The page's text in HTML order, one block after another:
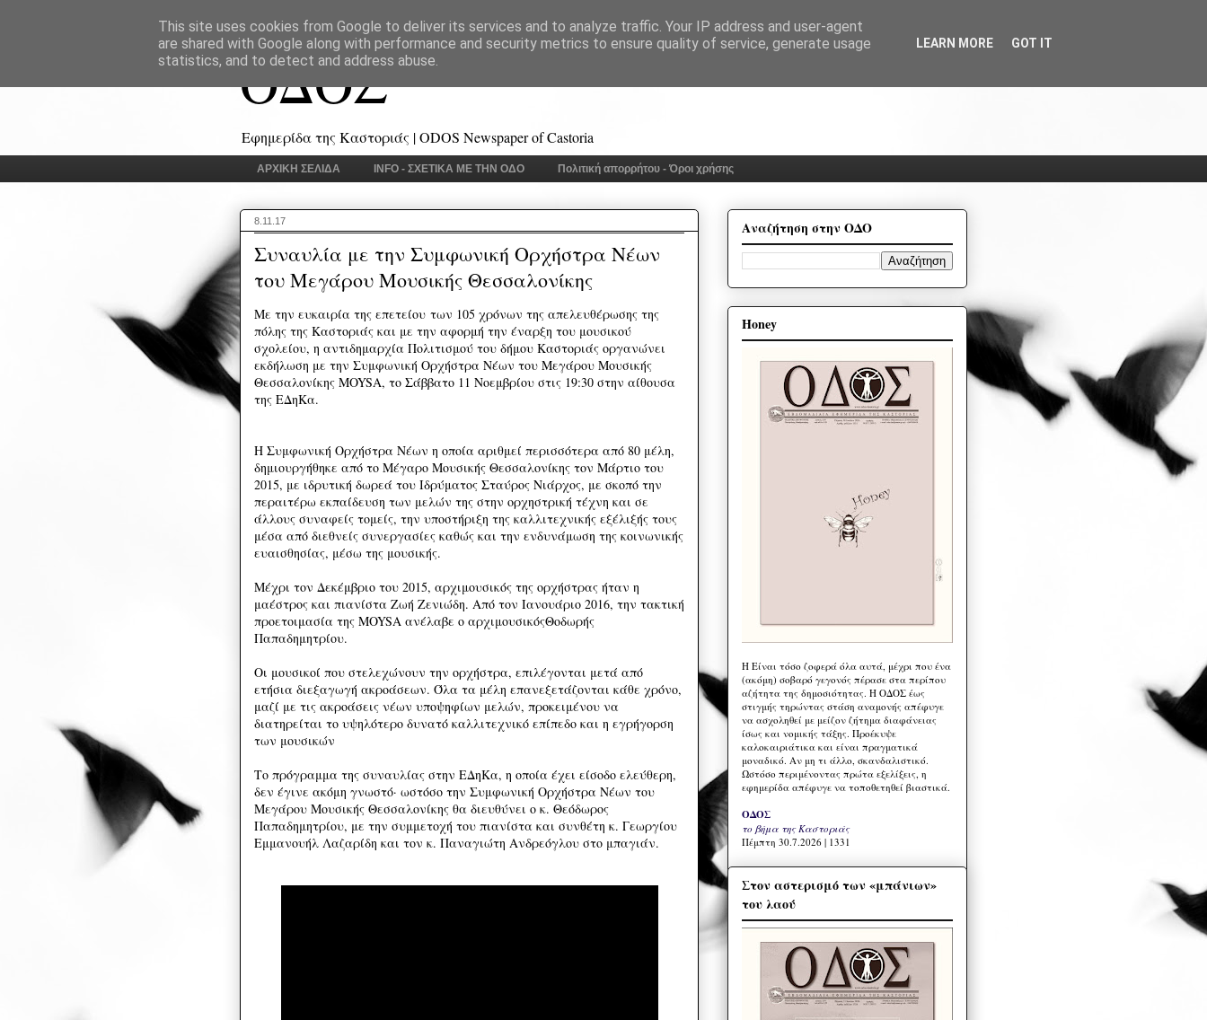
ΟΔΟΣ
Εφημερίδα της Καστοριάς | ODOS Newspaper of Castoria
ΑΡΧΙΚΗ ΣΕΛΙΔΑ INFO - ΣΧΕΤΙΚΑ ΜΕ ΤΗΝ ΟΔΟ Πολιτική απορρήτου - Όροι χρήσης
8.11.17
Συναυλία με την Συμφωνική Ορχήστρα Νέων
του Μεγάρου Μουσικής Θεσσαλονίκης
Με την ευκαιρία της επετείου των 105 χρόνων της απελευθέρωσης της
πόλης της Καστοριάς και με την αφορμή την έναρξη του μουσικού
σχολείου, η αντιδημαρχία Πολιτισμού του δήμου Καστοριάς οργανώνει
εκδήλωση με την Συμφωνική Ορχήστρα Νέων του Μεγάρου Μουσικής
Θεσσαλονίκης MOYSA, το Σάββατο 11 Νοεμβρίου στις 19:30 στην αίθουσα
της ΕΔηΚα.
Η Συμφωνική Ορχήστρα Νέων η οποία αριθμεί περισσότερα από 80 μέλη,
δημιουργήθηκε από το Μέγαρο Μουσικής Θεσσαλονίκης τον Μάρτιο του
2015, με ιδρυτική δωρεά του Ιδρύματος Σταύρος Νιάρχος, με σκοπό την
περαιτέρω εκπαίδευση των μελών της στην ορχηστρική τέχνη και σε
άλλους συναφείς τομείς, την υποστήριξη της καλλιτεχνικής εξέλιξής τους
μέσα από διεθνείς συνεργασίες καθώς και την ενδυνάμωση της κοινωνικής
ευαισθησίας, μέσω της μουσικής.
Μέχρι τον Δεκέμβριο του 2015, αρχιμουσικός της ορχήστρας ήταν η
μαέστρος και πιανίστα Ζωή Ζενιώδη. Από τον Ιανουάριο 2016, την τακτική
προετοιμασία της MOYSA ανέλαβε ο αρχιμουσικόςΘοδωρής
Παπαδημητρίου.
Οι μουσικοί που στελεχώνουν την ορχήστρα, επιλέγονται μετά από
ετήσια διεξαγωγή ακροάσεων. Όλα τα μέλη επανεξετάζονται κάθε χρόνο,
μαζί με τις ακροάσεις νέων υποψηφίων μελών, προκειμένου να
διατηρείται το υψηλότερο δυνατό καλλιτεχνικό επίπεδο και η εγρήγορση
των μουσικών
Το πρόγραμμα της συναυλίας στην ΕΔηΚα, η οποία έχει είσοδο ελεύθερη,
δεν έγινε ακόμη γνωστό· ωστόσο την Συμφωνική Ορχήστρα Νέων του
Μεγάρου Μουσικής Θεσσαλονίκης θα διευθύνει ο κ. Θεόδωρος
Παπαδημητρίου, με την συμμετοχή του πιανίστα και συνθέτη κ. Γεωργίου
Εμμανουήλ Λαζαρίδη και τον κ. Παναγιώτη Ανδρεόγλου στο μπαγιάν.
Αναζήτηση στην ΟΔΟ
Honey
Η Eίναι τόσο ζοφερά όλα αυτά, μέχρι που ένα
(ακόμη) σοβαρό γεγονός πέρασε στα περίπου
αζήτητα της δημοσιότητας. Η ΟΔΟΣ έως
στιγμής τηρώντας στάση αναμονής απέφυγε
να ασχοληθεί με μείζον ζήτημα διαφάνειας
ίσως και νομικής τάξης. Προέκυψε
καλοκαιριάτικα και είναι πραγματικά
μοναδικό. Αν μη τι άλλο, σκανδαλιστικό.
Ωστόσο περιμένοντας πρώτα εξελίξεις, η
εφημερίδα απέφυγε να τοποθετηθεί βιαστικά.
ΟΔΟΣ
το βήμα της Καστοριάς
Πέμπτη 30.7.2026 | 1331
Στον αστερισμό των «μπάνιων»
του λαού
This site uses cookies from Google to deliver its services and to analyze traffic. Your IP address and user-agent
are shared with Google along with performance and security metrics to ensure quality of service, generate usage
statistics, and to detect and address abuse.
LEARN MORE GOT IT